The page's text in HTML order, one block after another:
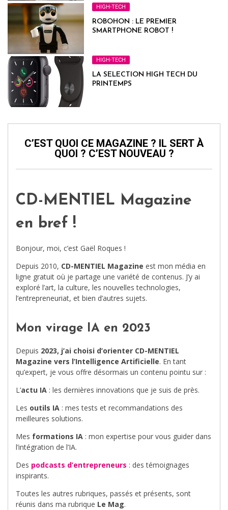
HIGH-TECH
ROBOHON : LE PREMIER
SMARTPHONE ROBOT !
HIGH-TECH
LA SELECTION HIGH TECH DU
PRINTEMPS
C’EST QUOI CE MAGAZINE ? IL SERT À
QUOI ? C’EST NOUVEAU ?
CD-MENTIEL Magazine
en bref !
Bonjour, moi, c’est Gaël Roques !
Depuis 2010, CD-MENTIEL Magazine est mon média en
ligne gratuit où je partage une variété de contenus. J’y ai
exploré l’art, la culture, les nouvelles technologies,
l’entrepreneuriat, et bien d’autres sujets.
Mon virage IA en 2023
Depuis 2023, j’ai choisi d’orienter CD-MENTIEL
Magazine vers l’Intelligence Artificielle. En tant
qu’expert, je vous offre désormais un contenu pointu sur :
L’actu IA : les dernières innovations que je suis de près.
Les outils IA : mes tests et recommandations des
meilleures solutions.
Mes formations IA : mon expertise pour vous guider dans
l’intégration de l’IA.
Des podcasts d’entrepreneurs : des témoignages
inspirants.
Toutes les autres rubriques, passés et présents, sont
réunis dans ma rubrique Le Mag.